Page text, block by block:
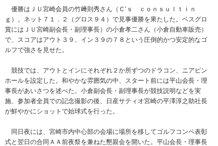
優勝はＪＵ宮崎会員の竹﨑則秀さん（Ｃ‘ｓ ｃｏｎｓｕｌｔｉｎ
ｇ）。ネット７１．２（グロス９４）で見事優勝を果たした。ベスグロ
賞にはＪＵ宮崎副会長・副理事長）の小倉孝二さん（小倉自動車販売）
で、スコアはアウト３９、イン３９の７８という圧倒的かつ安定的なゴ
ルフで強さを見せた。
競技では、アウトとインにそれぞれ２か所ずつのドラコン、ニアピン
ホールを設定した。和やかな雰囲気の中、スタート前には平山会長・理
事長があいさつを述べた。小倉副会長・副理事長が競技説明などを実
施、参加者全員での記念撮影の後、日産サティオ宮崎の平澤淳之助社長
が鮮やかにショットで始球式を行った。
同日夜には、宮崎市内中心部の会場に場所を移してゴルフコンペ表彰
式と翌日の合同ＡＡ前夜祭を兼ねた懇親会を開いた。平山会長・理事長